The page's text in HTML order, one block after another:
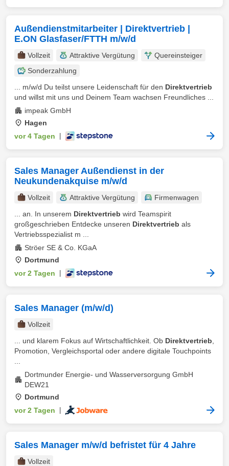
Außendienstmitarbeiter | Direktvertrieb |
E.ON Glasfaser/FTTH m/w/d
Vollzeit Attraktive Vergütung
Quereinsteiger
Sonderzahlung
... m/w/d Du teilst unsere Leidenschaft für den Direktvertrieb
und willst mit uns und Deinem Team wachsen Freundliches ...
impeak GmbH
Hagen
vor 4 Tagen
Sales Manager Außendienst in der
Neukundenakquise m/w/d
Vollzeit Attraktive Vergütung
Firmenwagen
... an. In unserem Direktvertrieb wird Teamspirit
großgeschrieben Entdecke unseren Direktvertrieb als
Vertriebsspezialist m ...
Ströer SE & Co. KGaA
Dortmund
vor 2 Tagen
Sales Manager (m/w/d)
Vollzeit
... und klarem Fokus auf Wirtschaftlichkeit. Ob Direktvertrieb
Promotion, Vergleichsportal oder andere digitale Touchpoints
Dortmunder Energie- und Wasserversorgung GmbH
DEW21
Dortmund
vor 2 Tagen
Sales Manager m/w/d befristet für 4 Jahre
Vollzeit